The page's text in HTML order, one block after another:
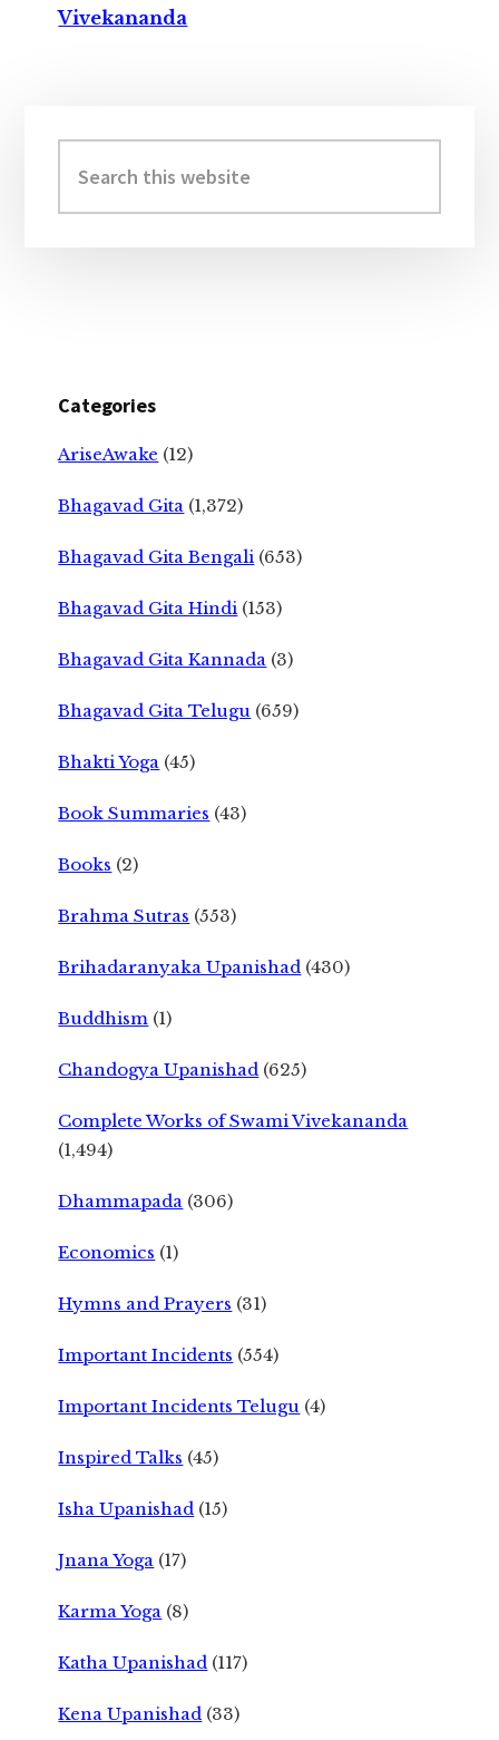
Vivekananda
Sidebar
this
website
Categories
AriseAwake (12)
Bhagavad Gita (1,372)
Bhagavad Gita Bengali (653)
Bhagavad Gita Hindi (153)
Bhagavad Gita Kannada (3)
Bhagavad Gita Telugu (659)
Bhakti Yoga (45)
Book Summaries (43)
Books (2)
Brahma Sutras (553)
Brihadaranyaka Upanishad (430)
Buddhism (1)
Chandogya Upanishad (625)
Complete Works of Swami Vivekananda
(1,494)
Dhammapada (306)
Economics (1)
Hymns and Prayers (31)
Important Incidents (554)
Important Incidents Telugu (4)
Inspired Talks (45)
Isha Upanishad (15)
Jnana Yoga (17)
Karma Yoga (8)
Katha Upanishad (117)
Kena Upanishad (33)